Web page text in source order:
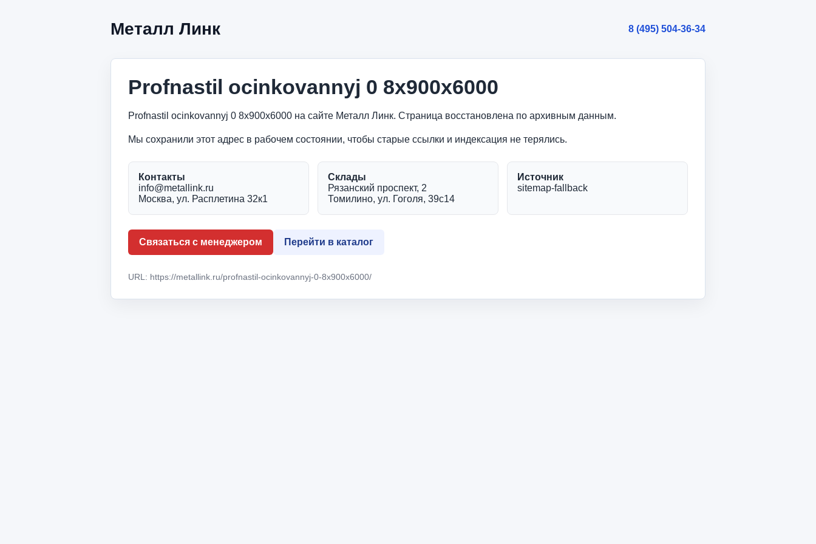
Металл Линк 8 (495) 504-36-34
Profnastil ocinkovannyj 0 8x900x6000
Profnastil ocinkovannyj 0 8x900x6000 на сайте Металл Линк. Страница восстановлена по архивным данным.
Мы сохранили этот адрес в рабочем состоянии, чтобы старые ссылки и индексация не терялись.
Контакты
info@metallink.ru
Москва, ул. Расплетина 32к1
Склады
Рязанский проспект, 2
Томилино, ул. Гоголя, 39с14
Источник
sitemap-fallback
Связаться с менеджером Перейти в каталог
URL: https://metallink.ru/profnastil-ocinkovannyj-0-8x900x6000/